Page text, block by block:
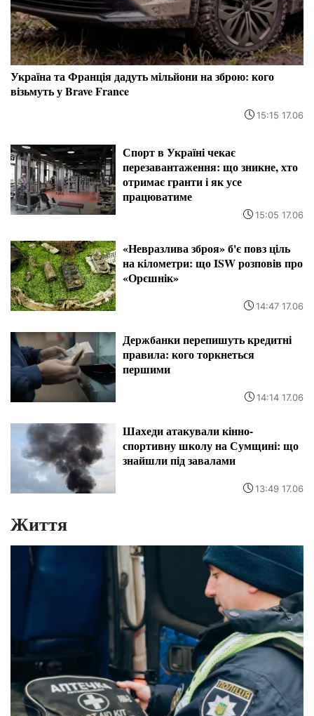
Україна та Франція дадуть мільйони на зброю: кого
візьмуть у Brave France
15:15 17.06
Спорт в Україні чекає
перезавантаження: що зникне, хто
отримає гранти і як усе
працюватиме
15:05 17.06
«Невразлива зброя» б'є повз ціль
на кілометри: що ISW розповів про
«Орєшнік»
14:47 17.06
Держбанки перепишуть кредитні
правила: кого торкнеться
першими
14:14 17.06
Шахеди атакували кінно-
спортивну школу на Сумщині: що
знайшли під завалами
13:49 17.06
Життя